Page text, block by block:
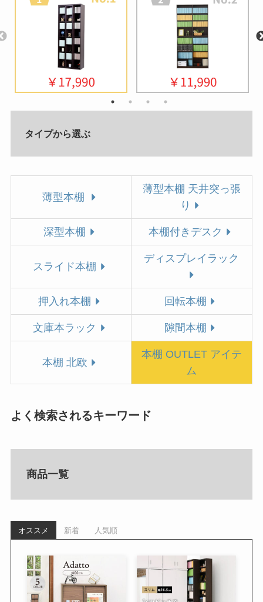
タイプから選ぶ
薄型本棚
薄型本棚 天井突っ張
り
深型本棚 本棚付きデスク
スライド本棚
ディスプレイラック
押入れ本棚 回転本棚
文庫本ラック 隙間本棚
本棚 北欧
本棚 OUTLET アイテ
ム
よく検索されるキーワード
商品一覧
オススメ 新着 人気順